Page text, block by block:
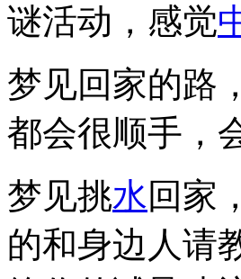
谜活动，感觉
梦见回家的路
都会很顺手，
梦见挑水回家
的和身边人请